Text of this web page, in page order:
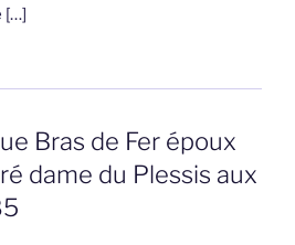
[…]
Bras de Fer époux
dame du Plessis aux